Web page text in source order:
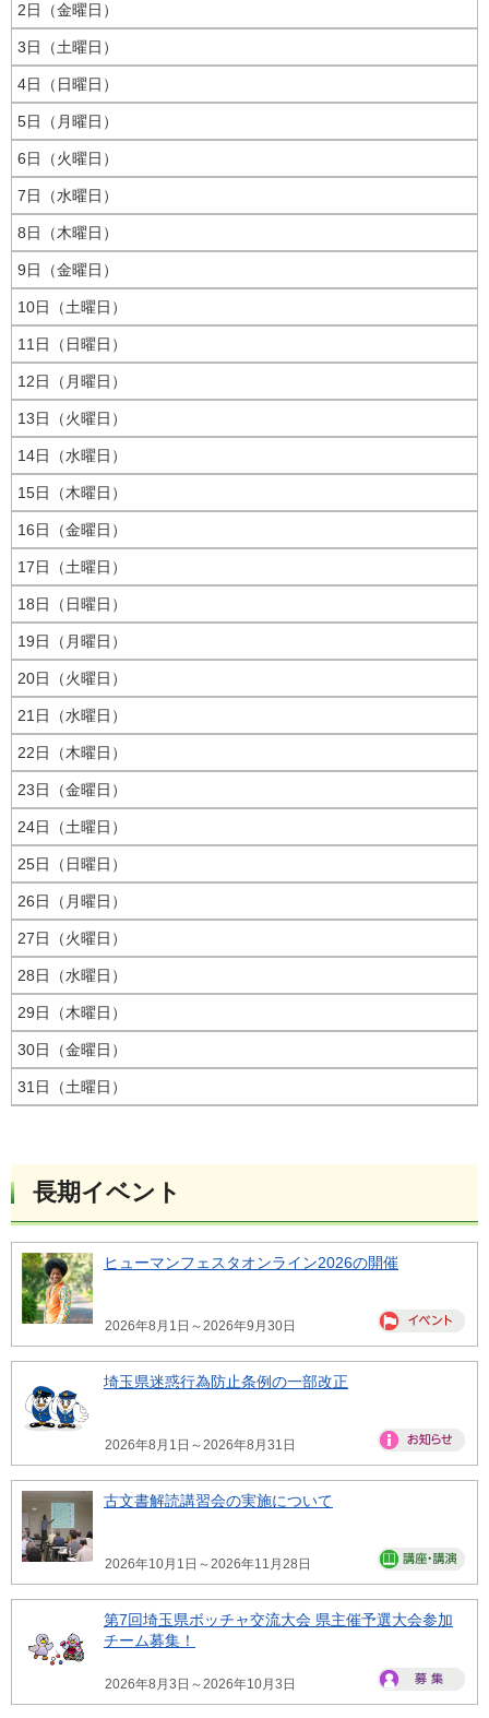
2日（金曜日）
3日（土曜日）
4日（日曜日）
5日（月曜日）
6日（火曜日）
7日（水曜日）
8日（木曜日）
9日（金曜日）
10日（土曜日）
11日（日曜日）
12日（月曜日）
13日（火曜日）
14日（水曜日）
15日（木曜日）
16日（金曜日）
17日（土曜日）
18日（日曜日）
19日（月曜日）
20日（火曜日）
21日（水曜日）
22日（木曜日）
23日（金曜日）
24日（土曜日）
25日（日曜日）
26日（月曜日）
27日（火曜日）
28日（水曜日）
29日（木曜日）
30日（金曜日）
31日（土曜日）
長期イベント
ヒューマンフェスタオンライン2026の開催
2026年8月1日～2026年9月30日
埼玉県迷惑行為防止条例の一部改正
2026年8月1日～2026年8月31日
古文書解読講習会の実施について
2026年10月1日～2026年11月28日
第7回埼玉県ボッチャ交流大会 県主催予選大会参加
チーム募集！
2026年8月3日～2026年10月3日